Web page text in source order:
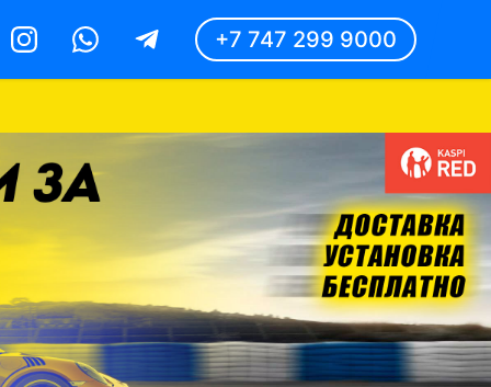
InstagramWhatsappTelegram +7 747 299 9000